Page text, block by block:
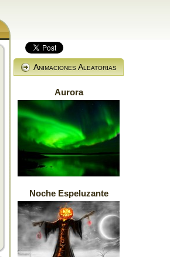
Animaciones Aleatorias
Aurora
Noche Espeluzante